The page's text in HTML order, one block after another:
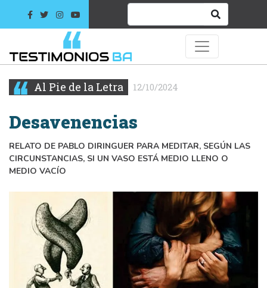
Al Pie de la Letra 12/10/2024
Desavenencias
RELATO DE PABLO DIRINGUER PARA MEDITAR, SEGÚN LAS
CIRCUNSTANCIAS, SI UN VASO ESTÁ MEDIO LLENO O
MEDIO VACÍO